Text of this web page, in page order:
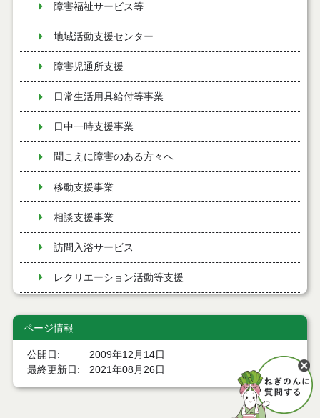
障害福祉サービス等
地域活動支援センター
障害児通所支援
日常生活用具給付等事業
日中一時支援事業
聞こえに障害のある方々へ
移動支援事業
相談支援事業
訪問入浴サービス
レクリエーション活動等支援
意思疎通支援事業
理解促進研修・啓発事業
ページ情報
公開日
2009年12月14日
最終更新日
2021年08月26日